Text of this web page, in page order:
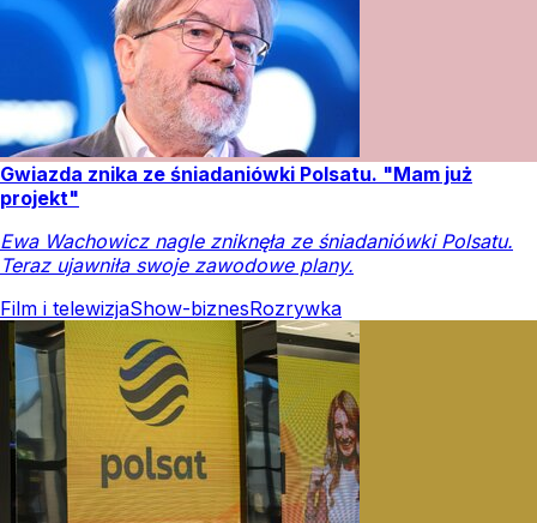
Gwiazda znika ze śniadaniówki Polsatu. "Mam już
projekt"
Ewa Wachowicz nagle zniknęła ze śniadaniówki Polsatu.
Teraz ujawniła swoje zawodowe plany.
Film i telewizjaShow-biznesRozrywka